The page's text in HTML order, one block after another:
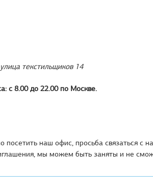
текстильщиков 14
с 8.00 до 22.00 по Москве.
посетить наш офис, просьба связаться с
мы можем быть заняты и не